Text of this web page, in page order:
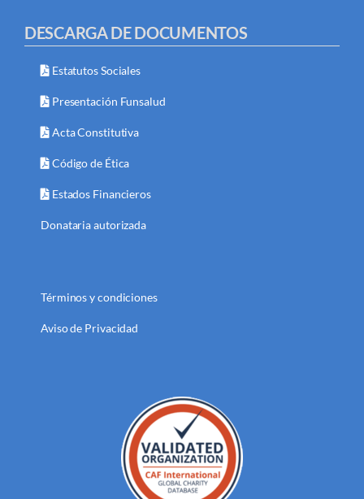
DESCARGA DE DOCUMENTOS
Estatutos Sociales
Presentación Funsalud
Acta Constitutiva
Código de Ética
Estados Financieros
Donataria autorizada
Términos y condiciones
Aviso de Privacidad